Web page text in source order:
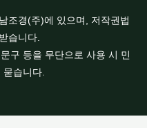
조경(주)에 있으며, 저작권법
습니다.
구 등을 무단으로 사용 시 민
습니다.